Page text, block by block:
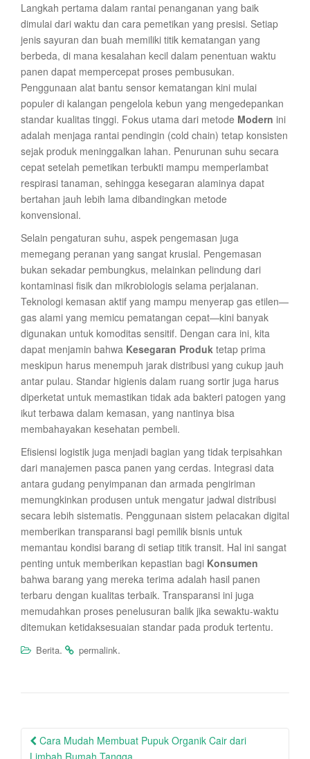
Langkah pertama dalam rantai penanganan yang baik
dimulai dari waktu dan cara pemetikan yang presisi. Setiap
jenis sayuran dan buah memiliki titik kematangan yang
berbeda, di mana kesalahan kecil dalam penentuan waktu
panen dapat mempercepat proses pembusukan.
Penggunaan alat bantu sensor kematangan kini mulai
populer di kalangan pengelola kebun yang mengedepankan
standar kualitas tinggi. Fokus utama dari metode Modern ini
adalah menjaga rantai pendingin (cold chain) tetap konsisten
sejak produk meninggalkan lahan. Penurunan suhu secara
cepat setelah pemetikan terbukti mampu memperlambat
respirasi tanaman, sehingga kesegaran alaminya dapat
bertahan jauh lebih lama dibandingkan metode
konvensional.
Selain pengaturan suhu, aspek pengemasan juga
memegang peranan yang sangat krusial. Pengemasan
bukan sekadar pembungkus, melainkan pelindung dari
kontaminasi fisik dan mikrobiologis selama perjalanan.
Teknologi kemasan aktif yang mampu menyerap gas etilen—
gas alami yang memicu pematangan cepat—kini banyak
digunakan untuk komoditas sensitif. Dengan cara ini, kita
dapat menjamin bahwa Kesegaran Produk tetap prima
meskipun harus menempuh jarak distribusi yang cukup jauh
antar pulau. Standar higienis dalam ruang sortir juga harus
diperketat untuk memastikan tidak ada bakteri patogen yang
ikut terbawa dalam kemasan, yang nantinya bisa
membahayakan kesehatan pembeli.
Efisiensi logistik juga menjadi bagian yang tidak terpisahkan
dari manajemen pasca panen yang cerdas. Integrasi data
antara gudang penyimpanan dan armada pengiriman
memungkinkan produsen untuk mengatur jadwal distribusi
secara lebih sistematis. Penggunaan sistem pelacakan digital
memberikan transparansi bagi pemilik bisnis untuk
memantau kondisi barang di setiap titik transit. Hal ini sangat
penting untuk memberikan kepastian bagi Konsumen
bahwa barang yang mereka terima adalah hasil panen
terbaru dengan kualitas terbaik. Transparansi ini juga
memudahkan proses penelusuran balik jika sewaktu-waktu
ditemukan ketidaksesuaian standar pada produk tertentu.
Berita. permalink.
Post
Cara Mudah Membuat Pupuk Organik Cair dari
Limbah Rumah Tangga